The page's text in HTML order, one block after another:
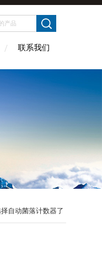
联系我们
自动菌落计数器了